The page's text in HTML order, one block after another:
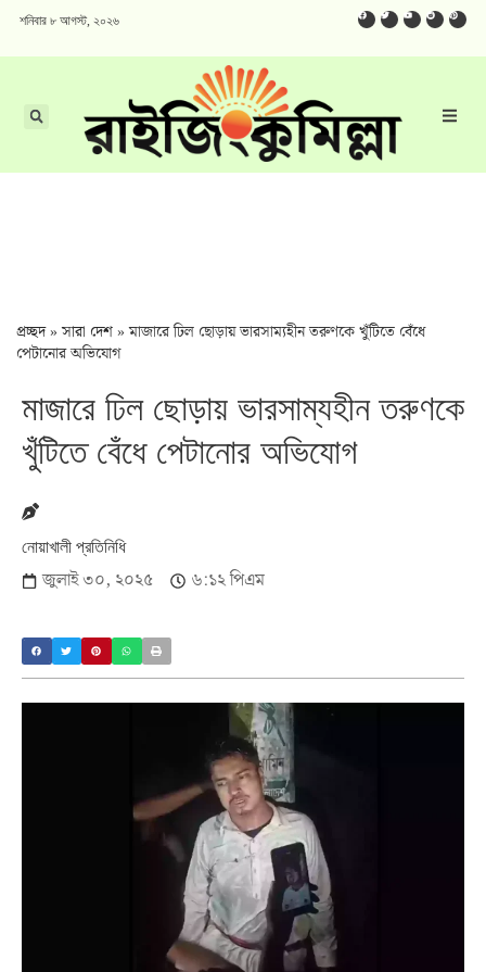
শনিবার ৮ আগস্ট, ২০২৬
প্রচ্ছদ»সারা দেশ»মাজারে ঢিল ছোড়ায় ভারসাম্যহীন তরুণকে খুঁটিতে বেঁধে
পেটানোর অভিযোগ
মাজারে ঢিল ছোড়ায় ভারসাম্যহীন তরুণকে
খুঁটিতে বেঁধে পেটানোর অভিযোগ
নোয়াখালী প্রতিনিধি
জুলাই ৩০, ২০২৫ ৬:১২ পিএম